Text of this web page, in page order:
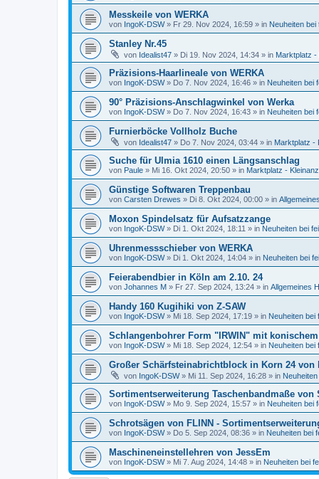
Messkeile von WERKA
von IngoK-DSW» Fr 29. Nov 2024, 16:59 » in Neuheiten
Stanley Nr.45
von Idealist47 » Di 19. Nov 2024, 14:34 » in Marktplatz -
Präzisions-Haarlineale von WERKA
von IngoK-DSW» Do 7. Nov 2024, 16:46 » in Neuheiten bei
90° Präzisions-Anschlagwinkel von Werka
von IngoK-DSW» Do 7. Nov 2024, 16:43 » in Neuheiten bei
Furnierböcke Vollholz Buche
von Idealist47 » Do 7. Nov 2024, 03:44 » in Marktplatz -
Suche für Ulmia 1610 einen Längsanschlag
von Paule » Mi 16. Okt 2024, 20:50 » in Marktplatz -
Günstige Softwaren Treppenbau
von Carsten Drewes » Di 8. Okt 2024, 00:00 » in
Moxon Spindelsatz für Aufsatzzange
von IngoK-DSW» Di 1. Okt 2024, 18:11 » in Neuheiten bei
Uhrenmessschieber von WERKA
von IngoK-DSW» Di 1. Okt 2024, 14:04 » in Neuheiten bei
Feierabendbier in Köln am 2.10. 24
von Johannes M » Fr 27. Sep 2024, 13:24 » in Allgemeines
Handy 160 Kugihiki von Z-SAW
von IngoK-DSW» Mi 18. Sep 2024, 17:19 » in Neuheiten bei
Schlangenbohrer Form "IRWIN" mit
von IngoK-DSW» Mi 18. Sep 2024, 12:54 » in Neuheiten bei
Großer Schärfsteinabrichtblock in Korn 24 von
von IngoK-DSW» Mi 11. Sep 2024, 16:28 » in
Sortimentserweiterung Taschenbandmaße von
von IngoK-DSW» Mo 9. Sep 2024, 15:57 » in Neuheiten bei
Schrotsägen von FLINN -
von IngoK-DSW» Do 5. Sep 2024, 08:36 » in Neuheiten bei
Maschineneinstellehren von JessEm
von IngoK-DSW» Mi 7. Aug 2024, 14:48 » in Neuheiten bei